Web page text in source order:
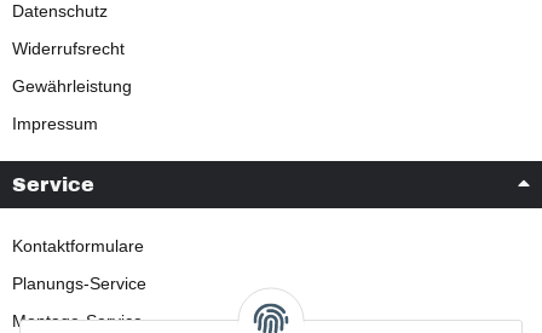
Datenschutz
Widerrufsrecht
Gewährleistung
Impressum
Service
Kontaktformulare
Planungs-Service
Montage-Service